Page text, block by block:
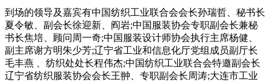
到场的领导及嘉宾有中国纺织工业联合会会长孙瑞哲、秘书长
夏令敏、副会长徐迎新、阎岩;中国服装协会专职副会长兼秘
书长焦培、顾问周一奇;中国服装设计师协会执行主席杨健、
副主席谢方明朱少芳;辽宁省工业和信息化厅党组成员副厅长
毛丰燕 、纺织处处长程伟杰;中国纺织工业联合会特邀副会长
辽宁省纺织服装协会会长王翀、专职副会长周涛;大连市工业